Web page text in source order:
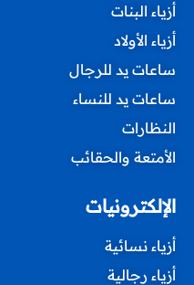
أزياء البنات
أزياء الأولاد
ساعات يد للرجال
ساعات يد للنساء
النظارات
الأمتعة والحقائب
الإلكترونيات
أزياء نسائية
أزياء رجالية